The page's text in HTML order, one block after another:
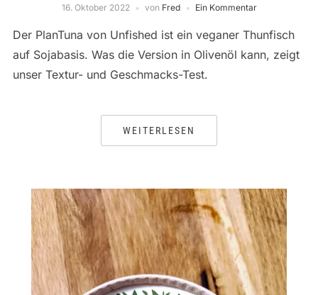
16. Oktober 2022 von Fred Ein Kommentar
Der PlanTuna von Unfished ist ein veganer Thunfisch
auf Sojabasis. Was die Version in Olivenöl kann, zeigt
unser Textur- und Geschmacks-Test.
WEITERLESEN